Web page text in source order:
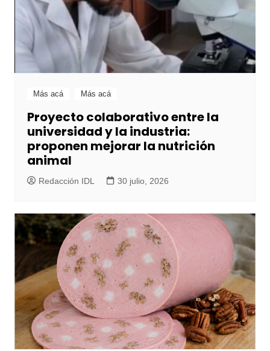
Más acá Más acá
Proyecto colaborativo entre la
universidad y la industria:
proponen mejorar la nutrición
animal
Redacción IDL 30 julio, 2026